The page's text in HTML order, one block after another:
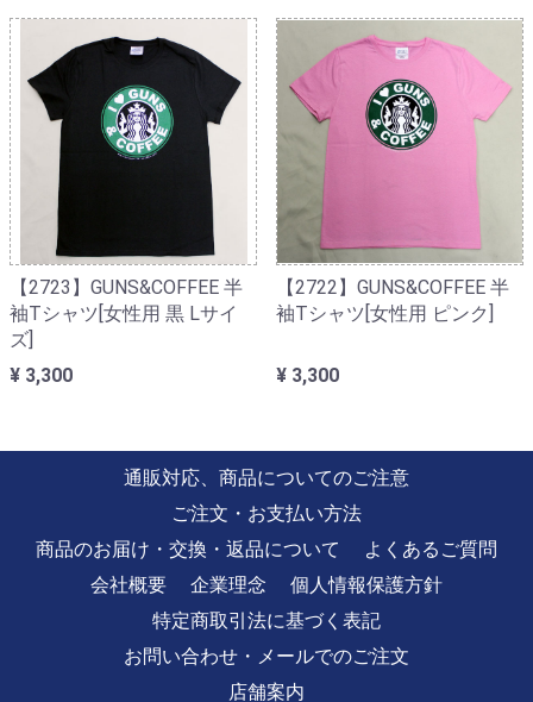
【2723】GUNS&COFFEE 半
袖Tシャツ[女性用 黒 Lサイ
ズ]
¥ 3,300
【2722】GUNS&COFFEE 半
袖Tシャツ[女性用 ピンク]
¥ 3,300
通販対応、商品についてのご注意
ご注文・お支払い方法
商品のお届け・交換・返品について
よくあるご質問
会社概要
企業理念
個人情報保護方針
特定商取引法に基づく表記
お問い合わせ・メールでのご注文
店舗案内